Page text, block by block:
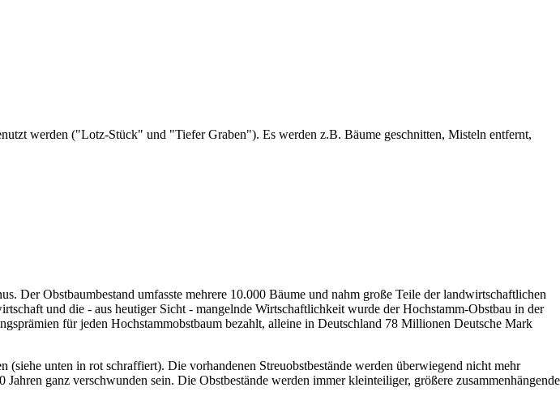
werden ("Lotz-Stück" und "Tiefer Graben"). Es werden z.B. Bäume geschnitten, Misteln entfernt,
Der Obstbaumbestand umfasste mehrere 10.000 Bäume und nahm große Teile der landwirtschaftlichen
und die - aus heutiger Sicht - mangelnde Wirtschaftlichkeit wurde der Hochstamm-Obstbau in der
für jeden Hochstammobstbaum bezahlt, alleine in Deutschland 78 Millionen Deutsche Mark
unten in rot schraffiert). Die vorhandenen Streuobstbestände werden überwiegend nicht mehr
ganz verschwunden sein. Die Obstbestände werden immer kleinteiliger, größere zusammenhängende